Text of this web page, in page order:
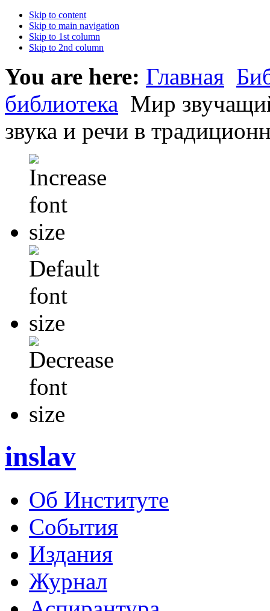
Skip to content
Skip to main navigation
Skip to 1st column
Skip to 2nd column
You are here: Главная
библиотека Мир
звука и речи в
inslav
Об Институте
События
Издания
Журнал